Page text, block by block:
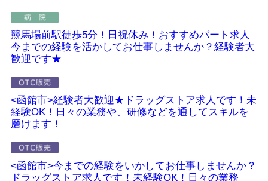
競馬場前駅徒歩5分！日祝休み！おすすめパート求人
今までの経験を活かしてお仕事しませんか？経験者大
歓迎です★
<函館市>経験者大歓迎★ドラッグストア求人です！未
経験OK！日々の業務や、研修などを通してスキルを
磨けます！
<函館市>今までの経験をいかしてお仕事しませんか？
ドラッグストア求人です！未経験OK！日々の業務